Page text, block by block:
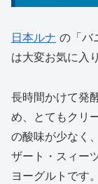
日本ルナ の「バ
は大変お気に入
長時間かけて発
め、とてもクリ
の酸味が少なく
ザート・スィー
ヨーグルトです。